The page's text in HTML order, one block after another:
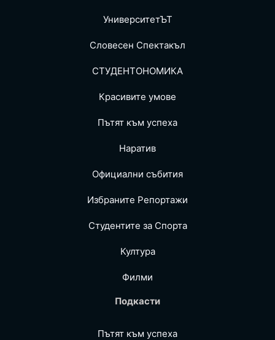
УниверситетЪТ
Словесен Спектакъл
СТУДЕНТОНОМИКА
Красивите умове
Пътят към успеха
Наратив
Официални събития
Избраните Репoртажи
Студентите за Спортa
Култура
Филми
Подкасти
Пътят към успеха